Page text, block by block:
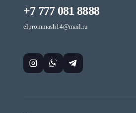
+7 777 081 8888
elprommash14@mail.ru